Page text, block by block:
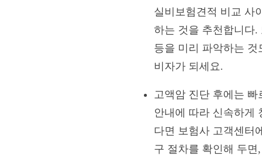
실비보험견적 비교 사
하는 것을 추천합니다
등을 미리 파악하는
비자가 되세요.
고액암 진단 후에는
안내에 따라 신속하게
다면 보험사 고객센터
구 절차를 확인해 두